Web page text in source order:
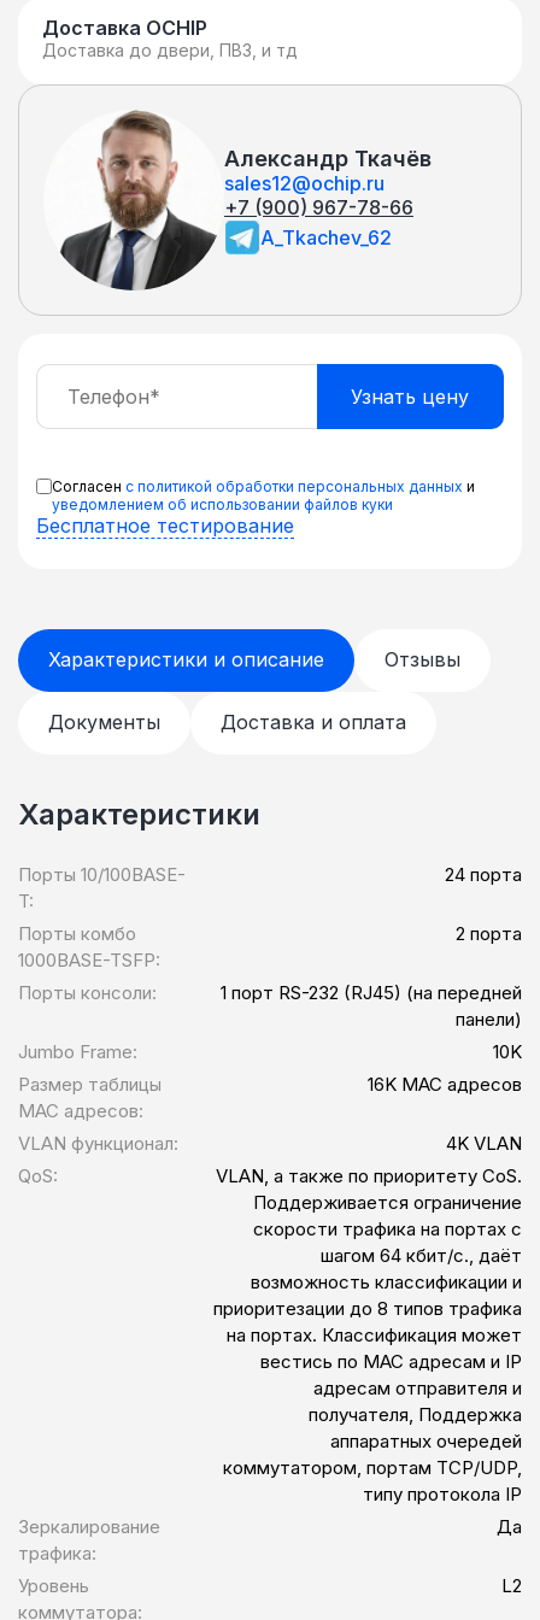
TCP/UDP-портам и т.д., возможность
регулировки пропускной способности
каждого порта. • Поддержка
протоколов управления SSHv2, SNMPv3,
Telnet, обеспечивающих защиту
коммутаторов от несанкционированного
доступа. Модельный ряд Коммутаторы
сети Ethernet модельного ряда QSW-2910
представлены несколькими
модификациями, отличающимися
постоянное напряжение) и некоторыми
функциональными возможностями.
Описание моделей можно взять из
Доставка OCHIP
Доставка до двери, ПВЗ, и тд
Александр Ткачёв
sales12@ochip.ru
+7 (900) 967-78-66
A_Tkachev_62
Согласен с политикой обработки персональных данных и
уведомлением об использовании файлов куки
Бесплатное тестирование
Характеристики и описание Отзывы
Документы Доставка и оплата
Характеристики
Порты 10/100BASE-
T:
24 порта
Порты комбо
1000BASE-TSFP:
2 порта
Порты консоли:
1 порт RS-232 (RJ45) (на передней
панели)
Jumbo Frame:
10K
Размер таблицы
MAC адресов:
16K MAC адресов
VLAN функционал:
4K VLAN
QoS:
VLAN, а также по приоритету CoS.
Поддерживается ограничение
скорости трафика на портах с
шагом 64 кбит/c., даёт
возможность классификации и
приоритезации до 8 типов трафика
на портах. Классификация может
вестись по MAC адресам и IP
адресам отправителя и
получателя, Поддержка
аппаратных очередей
коммутатором, портам TCP/UDP,
типу протокола IP
Зеркалирование
трафика:
Да
Уровень
коммутатора:
L2